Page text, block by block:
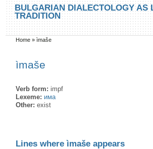
Skip to main content
Skip to search
BULGARIAN DIALECTOLOGY AS
TRADITION
You are here
Home » ìmaše
ìmaše
Verb form: impf
Lexeme: има
Other:exist
Lines where ìmaše appears